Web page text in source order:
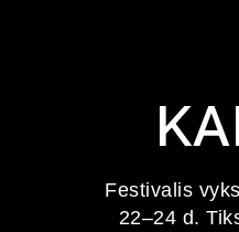
Festivalis
22–24 d.